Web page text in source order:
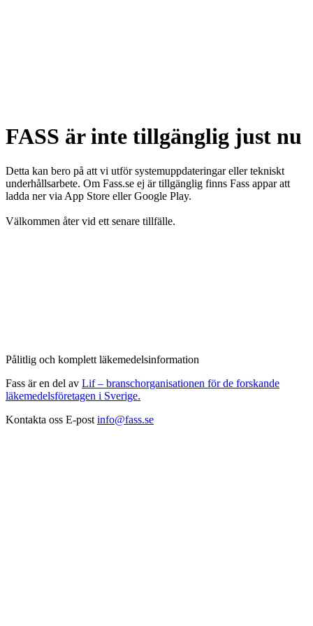
FASS är inte tillgänglig just nu
Detta kan bero på att vi utför systemuppdateringar eller tekniskt
underhållsarbete. Om Fass.se ej är tillgänglig finns Fass appar att
ladda ner via App Store eller Google Play.
Välkommen åter vid ett senare tillfälle.
Pålitlig och komplett läkemedelsinformation
Fass är en del av Lif – branschorganisationen för de forskande
läkemedelsföretagen i Sverige.
Kontakta oss E-post info@fass.se